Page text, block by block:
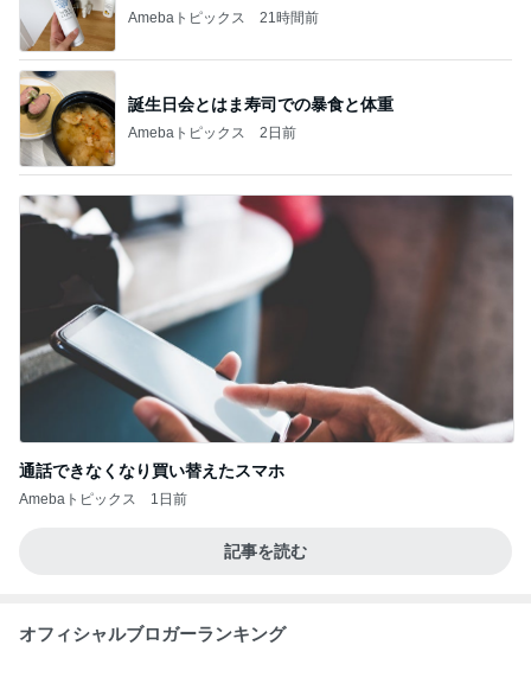
Amebaトピックス 21時間前
誕生日会とはま寿司での暴食と体重
Amebaトピックス 2日前
通話できなくなり買い替えたスマホ
Amebaトピックス 1日前
記事を読む
オフィシャルブロガーランキング